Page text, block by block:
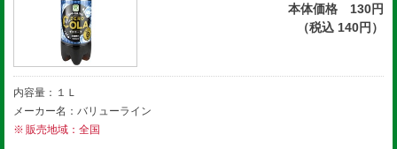
本体価格 130円
（税込 140円）
内容量：１Ｌ
メーカー名：バリューライン
販売地域：全国